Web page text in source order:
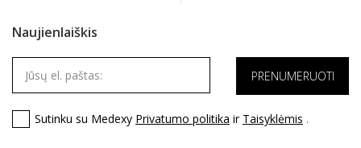
Naujienlaiškis
Sutinku su Medexy Privatumo politika ir Taisyklėmis .